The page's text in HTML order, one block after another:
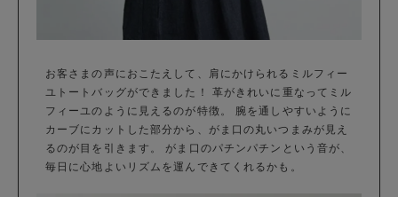
お客さまの声におこたえして、肩にかけられるミルフィー
ユトートバッグができました！ 革がきれいに重なってミル
フィーユのように見えるのが特徴。 腕を通しやすいように
カーブにカットした部分から、がま口の丸いつまみが見え
るのが目を引きます。 がま口のパチンパチンという音が、
毎日に心地よいリズムを運んできてくれるかも。